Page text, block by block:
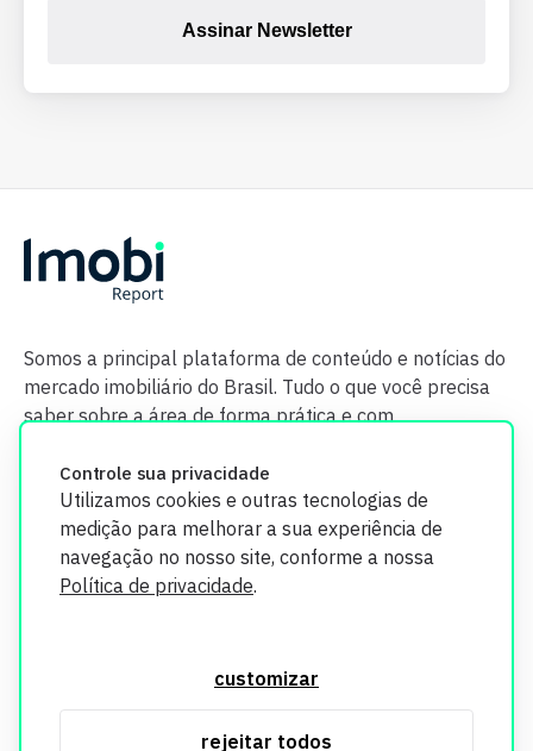
Controle sua privacidade
Utilizamos cookies e outras tecnologias de
medição para melhorar a sua experiência de
navegação no nosso site, conforme a nossa
Política de privacidade.
customizar
rejeitar todos
Assinar Newsletter
Somos a principal plataforma de conteúdo e notícias do
mercado imobiliário do Brasil. Tudo o que você precisa
saber sobre a área de forma prática e com
segurança. Todos os dados coletados em nosso site são
utilizados exclusivamente para fins de aprimoramento de
informações, consulte nossa Política de Privacidade.